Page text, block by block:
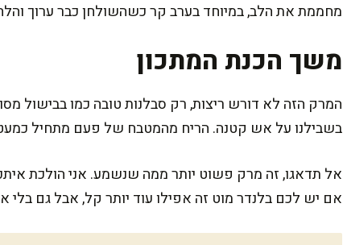
מחממת את הלב, במיוחד בערב קר כשהשולחן כבר ערוך
משך הכנת המתכון
המרק הזה לא דורש ריצות, רק סבלנות טובה כמו בבישול
בשבילנו על אש קטנה. הריח מהמטבח של פעם מתחיל
אל תדאגו, זה מרק פשוט יותר ממה שנשמע. אני הולכת
אם יש לכם בלנדר מוט זה אפילו עוד יותר קל, אבל גם